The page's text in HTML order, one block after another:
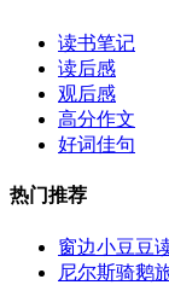
读书笔记
读后感
观后感
高分作文
好词佳句
热门推荐
窗边小豆豆
尼尔斯骑鹅